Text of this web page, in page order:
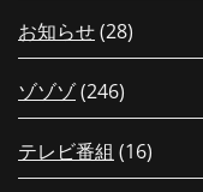
お知らせ(28)
ゾゾゾ(246)
テレビ番組 (16)